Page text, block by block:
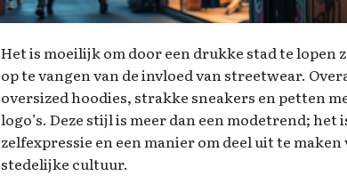
Het is moeilijk om door een drukke stad te lopen
op te vangen van de invloed van streetwear.
oversized hoodies, strakke sneakers en petten
logo’s. Deze stijl is meer dan een modetrend; het
zelfexpressie en een manier om deel uit te maken
stedelijke cultuur.